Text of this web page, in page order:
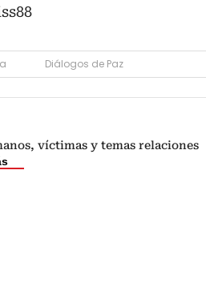
Diálogos de Paz
víctimas y temas relaciones